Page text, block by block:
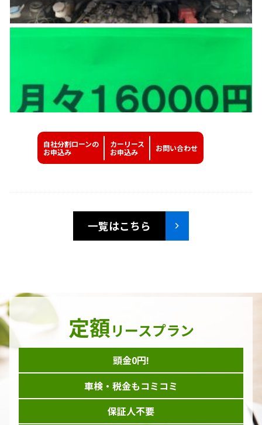
自社分割ローンの
お申込み
カーリース
お申込み
お問い合わせ
一覧はこちら
定額リースプラン
頭金0円!
車検・税金もコミコミ
保証人不要